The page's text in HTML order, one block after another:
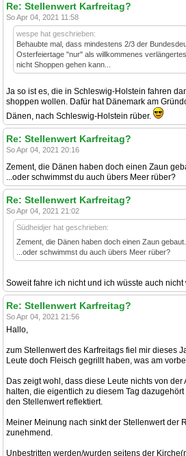
Re: Stellenwert Karfreitag?
So Apr 04, 2021 11:58
wespe hat geschrieben:
Behaubte mal, dass mindestens 2/3 der
Osterfeiertage "nur" als willkommenes
nicht Shoppen gehen kann...
Ja so ist es, die in Schleswig-Holstein fahren
shoppen wollen. Dafür hat Dänemark am
Dänen, nach Schleswig-Holstein rüber.
Re: Stellenwert Karfreitag?
So Apr 04, 2021 20:16
Zement, die Dänen haben doch einen Zaun
...oder schwimmst du auch übers Meer rüber?
Re: Stellenwert Karfreitag?
So Apr 04, 2021 21:02
Südheidjer hat geschrieben:
Zement, die Dänen haben doch einen Zaun
...oder schwimmst du auch übers Meer rüber?
Soweit fahre ich nicht und ich wüsste auch
Re: Stellenwert Karfreitag?
So Apr 04, 2021 21:56
Hallo,
zum Stellenwert des Karfreitags fiel mir dieses
Leute doch Fleisch gegrillt haben, was am
Das zeigt wohl, dass diese Leute nichts von der
halten, die eigentlich zu diesem Tag
den Stellenwert reflektiert.
Meiner Meinung nach sinkt der Stellenwert der
zunehmend.
Unbestritten werden/wurden seitens der